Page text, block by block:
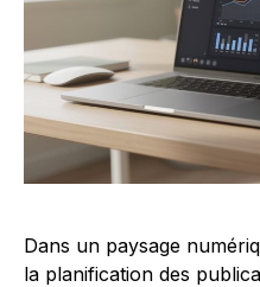
Dans un paysage
la planification des